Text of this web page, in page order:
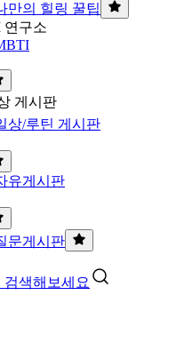
만의 힐링 꿀팁
연구소
게시판
상/루틴 게시판
유게시판
문게시판
검색해보세요